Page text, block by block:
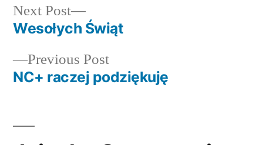
Post
navigation
Previous PostPrevious
post:
NC+ raczej podziękuję
Next Post
Next
post:
Wesołych Świąt